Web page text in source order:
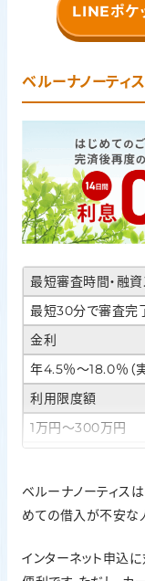
LINEポケ
ベルーナノーティス
最短審査時間・融資
最短30分で審査完
金利
年4.5％〜18.0％（
利用限度額
1万円〜300万円
インターネット申込
話で完了／カード
原則、電話で在籍
絡することはなく
ベルーナノーティス
めての借入が不安な
インターネット申込